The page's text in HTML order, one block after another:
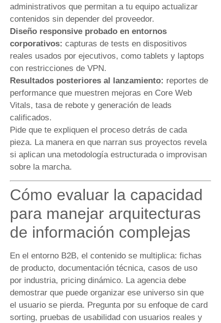
administrativos que permitan a tu equipo actualizar
contenidos sin depender del proveedor.
Diseño responsive probado en entornos
corporativos: capturas de tests en dispositivos
reales usados por ejecutivos, como tablets y laptops
con restricciones de VPN.
Resultados posteriores al lanzamiento: reportes de
performance que muestren mejoras en Core Web
Vitals, tasa de rebote y generación de leads
calificados.
Pide que te expliquen el proceso detrás de cada
pieza. La manera en que narran sus proyectos revela
si aplican una metodología estructurada o improvisan
sobre la marcha.
Cómo evaluar la capacidad
para manejar arquitecturas
de información complejas
En el entorno B2B, el contenido se multiplica: fichas
de producto, documentación técnica, casos de uso
por industria, pricing dinámico. La agencia debe
demostrar que puede organizar ese universo sin que
el usuario se pierda. Pregunta por su enfoque de card
sorting, pruebas de usabilidad con usuarios reales y